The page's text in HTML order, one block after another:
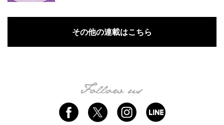
その他の連載はこちら